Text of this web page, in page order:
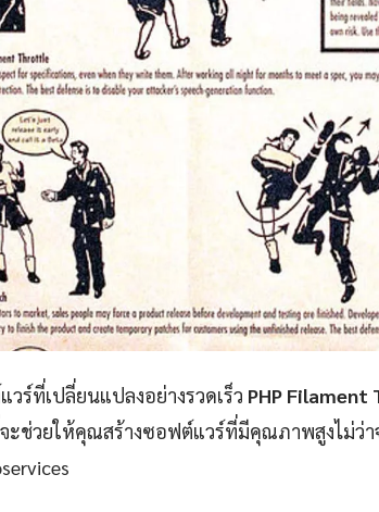
ร์ที่เปลี่ยนแปลงอย่างรวดเร็ว PHP Filament
ะช่วยให้คุณสร้างซอฟต์แวร์ที่มีคุณภาพสูงไม่ว่า